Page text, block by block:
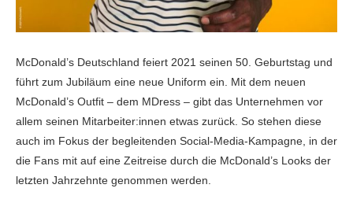
McDonald’s Deutschland feiert 2021 seinen 50. Geburtstag und
führt zum Jubiläum eine neue Uniform ein. Mit dem neuen
McDonald’s Outfit – dem MDress – gibt das Unternehmen vor
allem seinen Mitarbeiter:innen etwas zurück. So stehen diese
auch im Fokus der begleitenden Social-Media-Kampagne, in der
die Fans mit auf eine Zeitreise durch die McDonald’s Looks der
letzten Jahrzehnte genommen werden.